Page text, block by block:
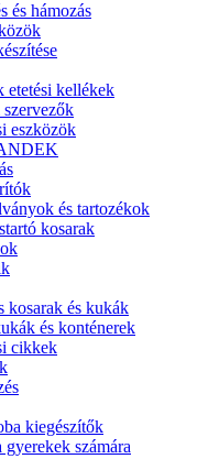
és hámozás
etetési kellékek
eszközök
és tartozékok
kosarak
kosarak és kukák
és konténerek
cikkek
kiegészítők
számára